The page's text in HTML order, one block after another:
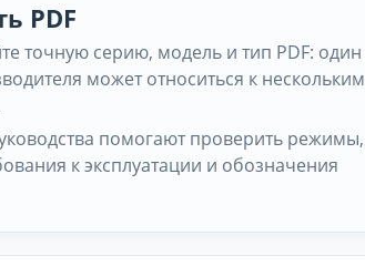
PDF
точную серию, модель и тип PDF: один
может относиться к нескольким
помогают проверить режимы,
к эксплуатации и обозначения